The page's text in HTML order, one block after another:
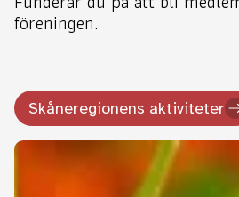
föreningen.
Skåneregionens aktiviteter